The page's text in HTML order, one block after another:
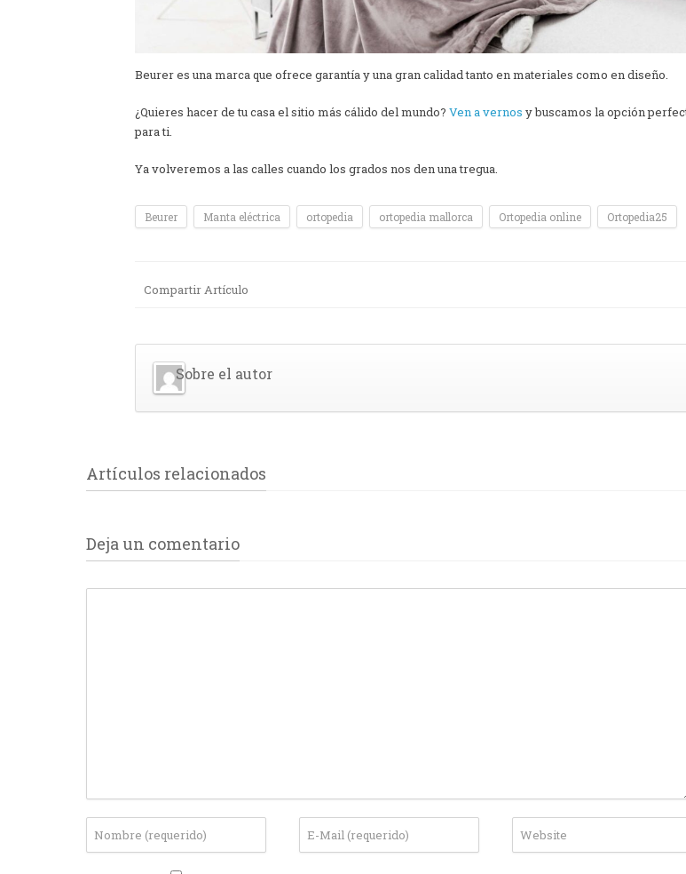
Beurer es una marca que ofrece garantía y una gran calidad tanto en materiales como en diseño.
¿Quieres hacer de tu casa el sitio más cálido del mundo? Ven a vernos y buscamos la opción
para ti.
Ya volveremos a las calles cuando los grados nos den una tregua.
Beurer Manta eléctrica ortopedia ortopedia mallorca Ortopedia online Ortopedia25
Compartir Artículo
Sobre el autor
Artículos relacionados
Deja un comentario